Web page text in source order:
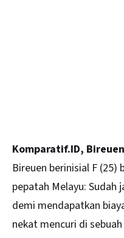
Komparatif.ID, Bireuen
Bireuen berinisial F
pepatah Melayu:
demi mendapatkan
nekat mencuri di sebuah